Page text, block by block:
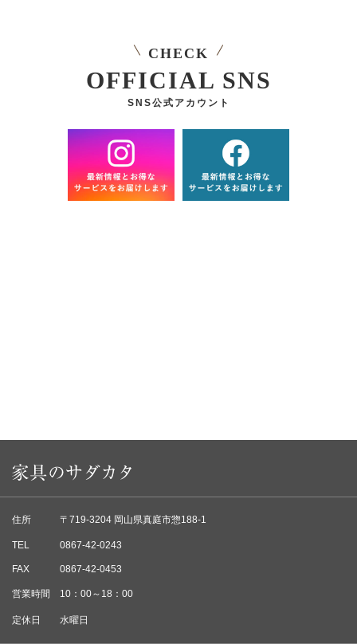
CHECK
OFFICIAL SNS
SNS公式アカウント
住所 〒719-3204 岡山県真庭市惣188-1
TEL 0867-42-0243
FAX 0867-42-0453
営業時間 10：00～18：00
定休日 水曜日